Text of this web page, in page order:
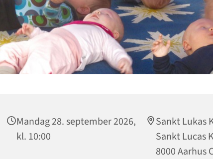
Mandag 28. september 2026,
kl. 10:00
Sankt Lukas
Sankt Lucas
8000 Aarhus